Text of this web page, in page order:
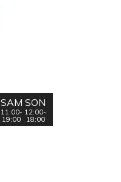
SAM
11:00-
19:00
SON
12:00-
18:00